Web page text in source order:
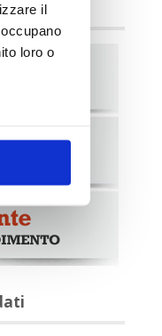
il
loro o